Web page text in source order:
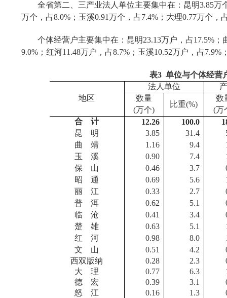
全省第二、三产业法人单位主要集中在：昆明3.85万
万个，占8.0%；玉溪0.91万个，占7.4%；大理0.77万个，
个体经营户主要集中在：昆明23.13万户，占17.5%；
9.0%；红河11.48万户，占8.7%；玉溪10.52万户，占7.9%
表3 单位与个体经营
地区
法人单位
数量
比重(%)
数
(万个) (万
合
计 12.26 100.0
昆
明 3.85 31.4
曲
靖 1.16 9.4
玉
溪 0.90 7.4
保
山 0.46 3.7
昭
通 0.69 5.6
丽
江 0.33 2.7
普
洱 0.62 5.1
临
沧 0.41 3.4
楚
雄 0.63 5.1
红
河 0.98 8.0
文
山 0.51 4.2
西双版纳
0.28 2.3
大
理 0.77 6.3
德
宏 0.39 3.1
怒
江 0.16 1.3